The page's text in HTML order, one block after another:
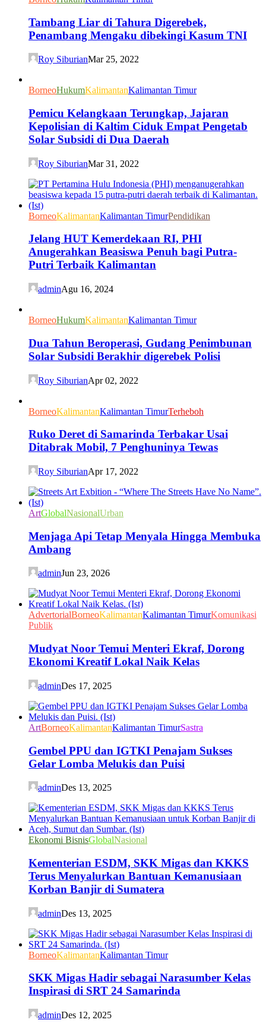
Tambang Liar di Tahura Digerebek,
Penambang Mengaku dibekingi Kasum TNI
Roy SiburianMar 25, 2022
BorneoHukumKalimantanKalimantan Timur
Pemicu Kelangkaan Terungkap, Jajaran
Kepolisian di Kaltim Ciduk Empat Pengetab
Solar Subsidi di Dua Daerah
Roy SiburianMar 31, 2022
BorneoKalimantanKalimantan TimurPendidikan
Jelang HUT Kemerdekaan RI, PHI
Anugerahkan Beasiswa Penuh bagi Putra-
Putri Terbaik Kalimantan
adminAgu 16, 2024
BorneoHukumKalimantanKalimantan Timur
Dua Tahun Beroperasi, Gudang Penimbunan
Solar Subsidi Berakhir digerebek Polisi
Roy SiburianApr 02, 2022
BorneoKalimantanKalimantan TimurTerheboh
Ruko Deret di Samarinda Terbakar Usai
Ditabrak Mobil, 7 Penghuninya Tewas
Roy SiburianApr 17, 2022
ArtGlobalNasionalUrban
Menjaga Api Tetap Menyala Hingga Membuka
Ambang
adminJun 23, 2026
AdvertorialBorneoKalimantanKalimantan TimurKomunikasi
Publik
Mudyat Noor Temui Menteri Ekraf, Dorong
Ekonomi Kreatif Lokal Naik Kelas
adminDes 17, 2025
ArtBorneoKalimantanKalimantan TimurSastra
Gembel PPU dan IGTKI Penajam Sukses
Gelar Lomba Melukis dan Puisi
adminDes 13, 2025
Ekonomi BisnisGlobalNasional
Kementerian ESDM, SKK Migas dan KKKS
Terus Menyalurkan Bantuan Kemanusiaan
Korban Banjir di Sumatera
adminDes 13, 2025
BorneoKalimantanKalimantan Timur
SKK Migas Hadir sebagai Narasumber Kelas
Inspirasi di SRT 24 Samarinda
adminDes 12, 2025